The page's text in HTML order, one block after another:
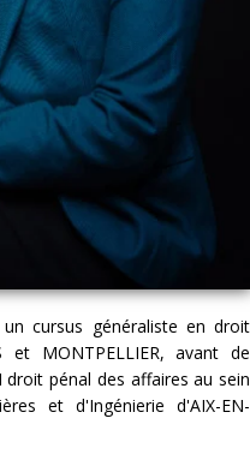
cursus généraliste en droit
MONTPELLIER, avant de
pénal des affaires au sein
et d'Ingénierie d'AIX-EN-